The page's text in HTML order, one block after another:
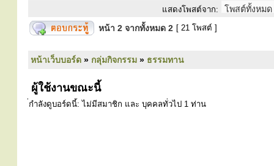
แสดงโพสต์จาก:
หน้า 2 จากทั้งหมด 2 [ 21 โพสต์ ]
หน้าเว็บบอร์ด » กลุ่มกิจกรรม » ธรรมทาน
ผู้ใช้งานขณะนี้
่กำลังดูบอร์ดนี้: ไม่มีสมาชิก และ บุคคลทั่วไป 1 ท่าน